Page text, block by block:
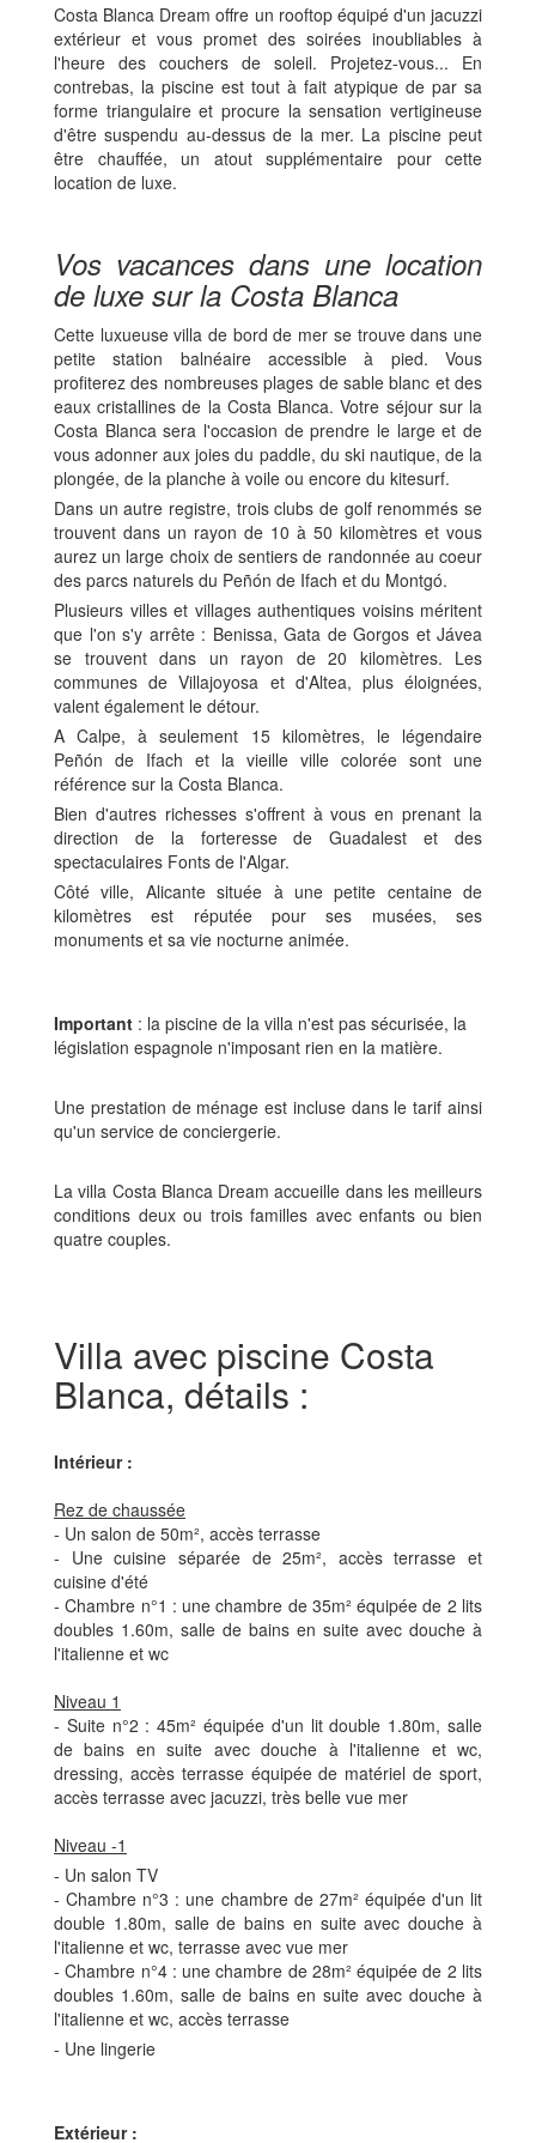
Costa Blanca Dream offre un rooftop équipé d'un jacuzzi
extérieur et vous promet des soirées inoubliables à
l'heure des couchers de soleil. Projetez-vous... En
contrebas, la piscine est tout à fait atypique de par sa
forme triangulaire et procure la sensation vertigineuse
d'être suspendu au-dessus de la mer. La piscine peut
être chauffée, un atout supplémentaire pour cette
location de luxe.
Vos vacances dans une location
de luxe sur la Costa Blanca
Cette luxueuse villa de bord de mer se trouve dans une
petite station balnéaire accessible à pied. Vous
profiterez des nombreuses plages de sable blanc et des
eaux cristallines de la Costa Blanca. Votre séjour sur la
Costa Blanca sera l'occasion de prendre le large et de
vous adonner aux joies du paddle, du ski nautique, de la
plongée, de la planche à voile ou encore du kitesurf.
Dans un autre registre, trois clubs de golf renommés se
trouvent dans un rayon de 10 à 50 kilomètres et vous
aurez un large choix de sentiers de randonnée au coeur
des parcs naturels du Peñón de Ifach et du Montgó.
Plusieurs villes et villages authentiques voisins méritent
que l'on s'y arrête : Benissa, Gata de Gorgos et Jávea
se trouvent dans un rayon de 20 kilomètres. Les
communes de Villajoyosa et d'Altea, plus éloignées,
valent également le détour.
A Calpe, à seulement 15 kilomètres, le légendaire
Peñón de Ifach et la vieille ville colorée sont une
référence sur la Costa Blanca.
Bien d'autres richesses s'offrent à vous en prenant la
direction de la forteresse de Guadalest et des
spectaculaires Fonts de l'Algar.
Côté ville, Alicante située à une petite centaine de
kilomètres est réputée pour ses musées, ses
monuments et sa vie nocturne animée.
Important : la piscine de la villa n'est pas sécurisée, la
législation espagnole n'imposant rien en la matière.
Une prestation de ménage est incluse dans le tarif ainsi
qu'un service de conciergerie.
La villa Costa Blanca Dream accueille dans les meilleurs
conditions deux ou trois familles avec enfants ou bien
quatre couples.
Villa avec piscine Costa
Blanca, détails :
Intérieur :
Rez de chaussée
- Un salon de 50m², accès terrasse
- Une cuisine séparée de 25m², accès terrasse et
cuisine d'été
- Chambre n°1 : une chambre de 35m² équipée de 2 lits
doubles 1.60m, salle de bains en suite avec douche à
l'italienne et wc
Niveau 1
- Suite n°2 : 45m² équipée d'un lit double 1.80m, salle
de bains en suite avec douche à l'italienne et wc,
dressing, accès terrasse équipée de matériel de sport,
accès terrasse avec jacuzzi, très belle vue mer
Niveau -1
- Un salon TV
- Chambre n°3 : une chambre de 27m² équipée d'un lit
double 1.80m, salle de bains en suite avec douche à
l'italienne et wc, terrasse avec vue mer
- Chambre n°4 : une chambre de 28m² équipée de 2 lits
doubles 1.60m, salle de bains en suite avec douche à
l'italienne et wc, accès terrasse
- Une lingerie
Extérieur :